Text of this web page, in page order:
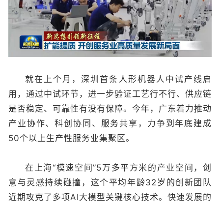
就在上个月，深圳首条人形机器人中试产线启
用，通过中试环节，进一步验证工艺行不行、供应链
是否稳定、可靠性有没有保障。今年，广东着力推动
产业协作、科创协同、服务共享，力争到年底建成
50个以上生产性服务业集聚区。
在上海“模速空间”5万多平方米的产业空间，创
意与灵感持续碰撞，这个平均年龄32岁的创新团队
近期攻克了多项AI大模型关键核心技术。快速发展的